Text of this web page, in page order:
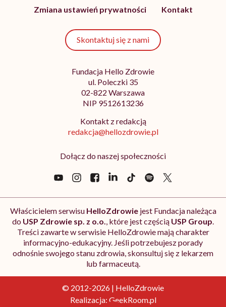
Zmiana ustawień prywatności
Kontakt
Skontaktuj się z nami
Fundacja Hello Zdrowie
ul. Poleczki 35
02-822 Warszawa
NIP 9512613236
Kontakt z redakcją
redakcja@hellozdrowie.pl
Dołącz do naszej społeczności
Właścicielem serwisu HelloZdrowiejest Fundacja należąca
do USP Zdrowie sp. z o.o. , które jest częścią USP Group
Treści zawarte w serwisie HelloZdrowie mają charakter
informacyjno-edukacyjny. Jeśli potrzebujesz porady
odnośnie swojego stanu zdrowia, skonsultuj się z lekarzem
lub farmaceutą.
© 2012-2026 | HelloZdrowie
Realizacja: GeekRoom.pl